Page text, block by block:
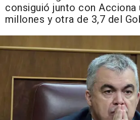
consiguió junto con Acciona
millones y otra de 3,7 del